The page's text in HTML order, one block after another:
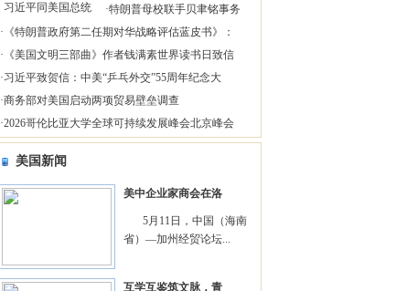
习近平同美国总统
·特朗普母校联手贝聿铭事务
· 《特朗普政府第二任期对华战略评估蓝皮书》：
· 《美国文明三部曲》作者钱满素世界读书日致信
·习近平致贺信：中美“乒乓外交”55周年纪念大
·商务部对美国启动两项贸易壁垒调查
·2026哥伦比亚大学全球可持续发展峰会北京峰会
美国新闻
美中企业家商会在洛
5月11日，中国（海南
省）—加州经贸论坛...
互学互鉴筑文脉，青